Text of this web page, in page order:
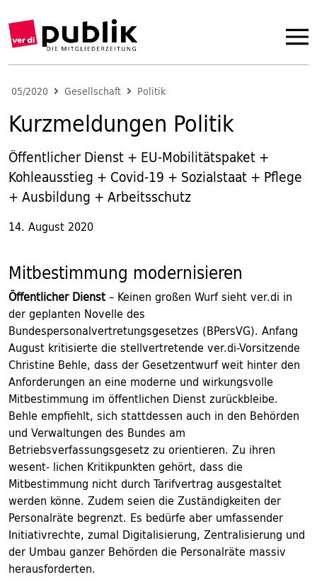
05/2020 Gesellschaft Politik
Kurzmeldungen Politik
Öffentlicher Dienst + EU-Mobilitätspaket +
Kohleausstieg + Covid-19 + Sozialstaat + Pflege
+ Ausbildung + Arbeitsschutz
14. August 2020
Mitbestimmung modernisieren
Öffentlicher Dienst– Keinen großen Wurf sieht ver.di in
der geplanten Novelle des
Bundespersonalvertretungsgesetzes (BPersVG). Anfang
August kritisierte die stellvertretende ver.di-Vorsitzende
Christine Behle, dass der Gesetzentwurf weit hinter den
Anforderungen an eine moderne und wirkungsvolle
Mitbestimmung im öffentlichen Dienst zurückbleibe.
Behle empfiehlt, sich stattdessen auch in den Behörden
und Verwaltungen des Bundes am
Betriebsverfassungsgesetz zu orientieren. Zu ihren
wesent- lichen Kritikpunkten gehört, dass die
Mitbestimmung nicht durch Tarifvertrag ausgestaltet
werden könne. Zudem seien die Zuständigkeiten der
Personalräte begrenzt. Es bedürfe aber umfassender
Initiativrechte, zumal Digitalisierung, Zentralisierung und
der Umbau ganzer Behörden die Personalräte massiv
herausforderten.